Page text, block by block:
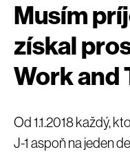
Musím
získal
Work and
Od 1.1.2018 každý,
J-1 aspoň na jeden